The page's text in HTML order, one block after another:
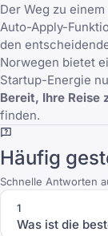
Der Weg zu
Auto-Apply-
den
Norwegen bietet
Startup-Energie
Bereit, Ihre Reise
finden.
Häufig
Schnelle Antworten
1
Was ist die